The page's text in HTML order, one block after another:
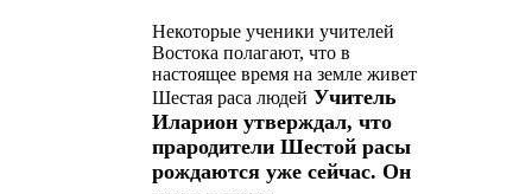
Некоторые ученики учителей
Востока полагают, что в
настоящее время на земле живет
Шестая раса людей Учитель
Иларион утверждал, что
прародители Шестой расы
рождаются уже сейчас. Он